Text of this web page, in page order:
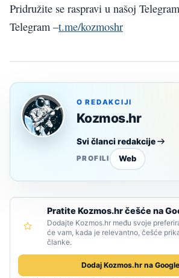
Pridružite se raspravi u našoj
Telegram –t.me/kozmoshr
O REDAKCIJI
Kozmos.hr
Svi članci redakcije
PROFILI Web
Pratite Kozmos.hr češće na
Dodajte Kozmos.hr među svoje
će vam, kada je relevantno, češće
članke.
Dodaj Kozmos.hr na Google